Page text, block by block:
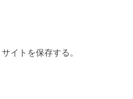
イトを保存する。